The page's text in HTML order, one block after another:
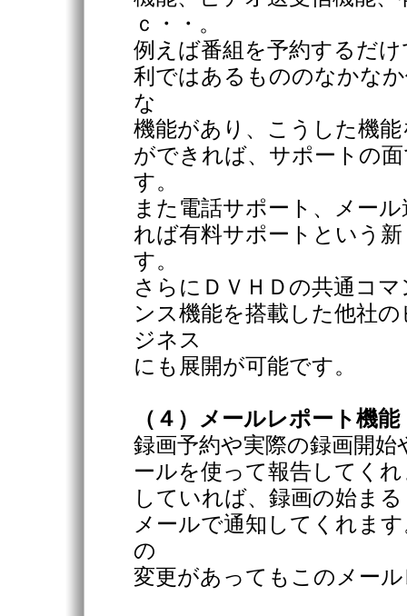
ｃ・・。
例えば番組を予約するだ
利ではあるもののなかな
な
機能があり、こうした機
ができれば、サポートの
す。
また電話サポート、メー
れば有料サポートという
す。
さらにＤＶＨＤの共通コ
ンス機能を搭載した他社
ジネス
にも展開が可能です。
（４）メールレポート機能
録画予約や実際の録画開
ールを使って報告してく
していれば、録画の始ま
メールで通知してくれま
の
変更があってもこのメー